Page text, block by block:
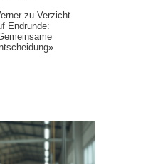
zu Verzicht
Endrunde: